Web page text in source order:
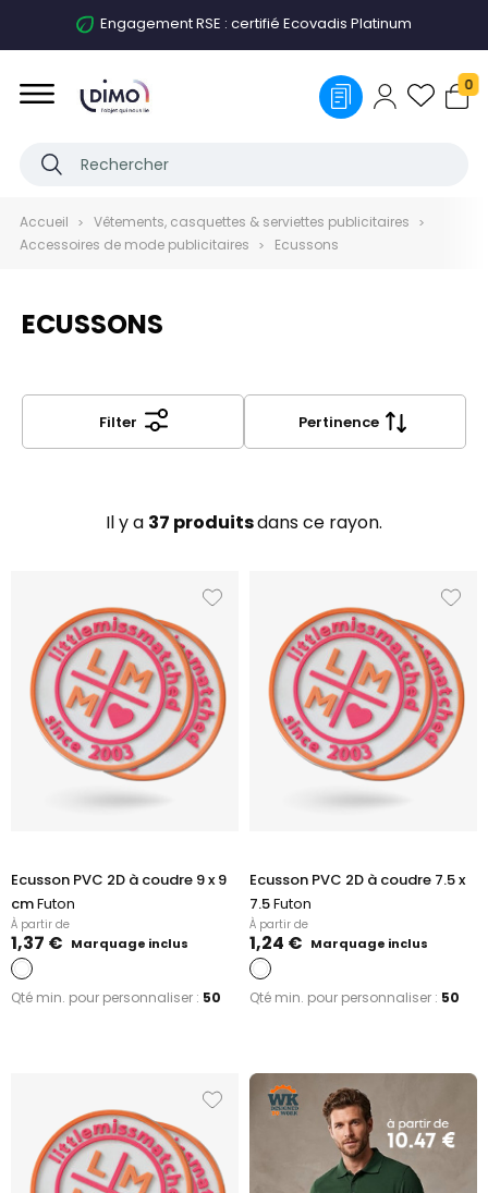
Engagement RSE : certifié Ecovadis Platinum
0
Accueil
Vêtements, casquettes & serviettes publicitaires
Accessoires de mode publicitaires
Ecussons
ECUSSONS
Filter Pertinence
Il y a 37 produitsdans ce rayon.
Ecusson PVC 2D à coudre 9 x 9
cmFuton
À partir de
1,37 € Marquage inclus
Qté min. pour personnaliser : 50
Ecusson PVC 2D à coudre 7.5 x
7.5Futon
À partir de
1,24 € Marquage inclus
Qté min. pour personnaliser : 50